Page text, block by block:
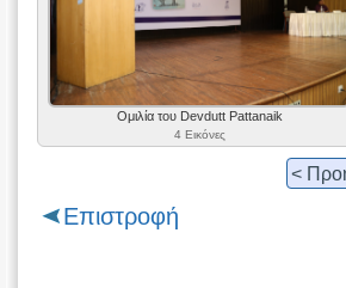
Ομιλία του Devdutt Pattanaik
4 Εικόνες
<
Επιστροφή